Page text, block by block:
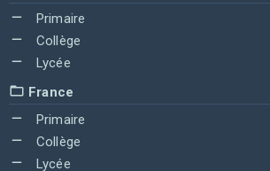
Primaire
Collège
Lycée
France
Primaire
Collège
Lycée